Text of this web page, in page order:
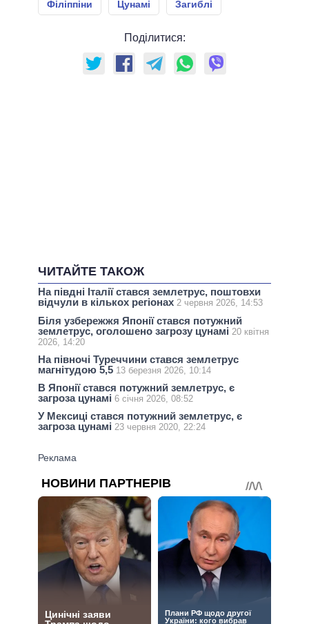
Філіппіни Цунамі Загиблі
Поділитися:
ЧИТАЙТЕ ТАКОЖ
На півдні Італії стався землетрус, поштовхи
відчули в кількох регіонах 2 червня 2026, 14:53
Біля узбережжя Японії стався потужний
землетрус, оголошено загрозу цунамі 20 квітня
2026, 14:20
На півночі Туреччини стався землетрус
магнітудою 5,5 13 березня 2026, 10:14
В Японії стався потужний землетрус, є
загроза цунамі 6 січня 2026, 08:52
У Мексиці стався потужний землетрус, є
загроза цунамі 23 червня 2020, 22:24